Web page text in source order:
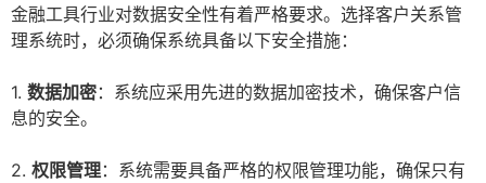
金融工具行业对数据安全性有着严格要求。选择客户关系管
理系统时，必须确保系统具备以下安全措施：
1. 数据加密：系统应采用先进的数据加密技术，确保客户信
息的安全。
2. 权限管理：系统需要具备严格的权限管理功能，确保只有